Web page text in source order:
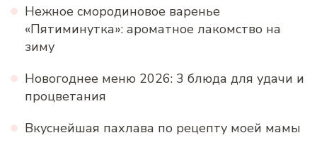
Нежное смородиновое варенье
«Пятиминутка»: ароматное лакомство на
зиму
Новогоднее меню 2026: 3 блюда для удачи и
процветания
Вкуснейшая пахлава по рецепту моей мамы